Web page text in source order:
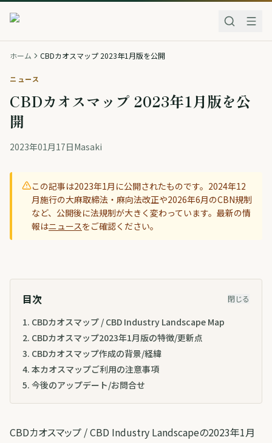
ホーム CBDカオスマップ 2023年1月版を公開
ニュース
CBDカオスマップ 2023年1月版を公
開
2023年01月17日Masaki
この記事は2023年1月 に公開されたものです。2024年12
月施行の大麻取締法・麻向法改正や2026年6月のCBN規制
など、公開後に法規制が大きく変わっています。最新の情
報はニュースをご確認ください。
目次 閉じる
1. CBDカオスマップ / CBD Industry Landscape Map
2. CBDカオスマップ2023年1月版の特徴/更新点
3. CBDカオスマップ作成の背景/経緯
4. 本カオスマップご利用の注意事項
5. 今後のアップデート/お問合せ
CBDカオスマップ / CBD Industry Landscapeの2023年1月